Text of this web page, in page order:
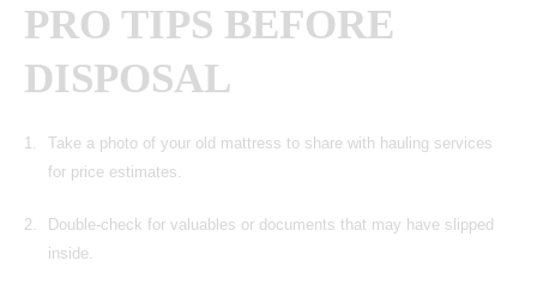
PRO TIPS BEFORE
DISPOSAL
Take a photo of your old mattress to share with hauling services
for price estimates.
Double-check for valuables or documents that may have slipped
inside.